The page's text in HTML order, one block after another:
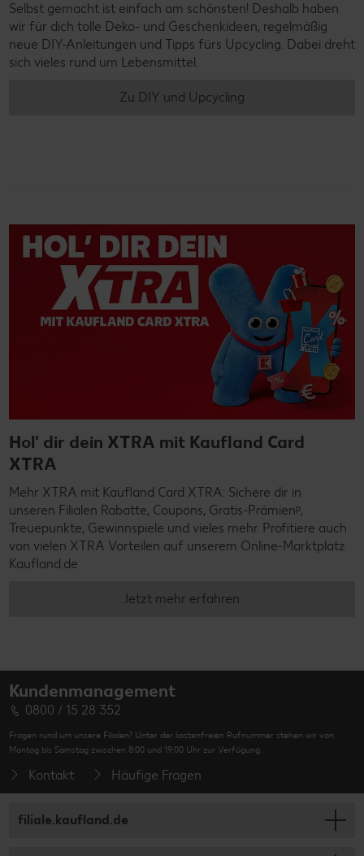
Selbst gemacht ist einfach am schönsten! Deshalb haben
wir für dich tolle Deko- und Geschenkideen, regelmäßig
neue DIY-Anleitungen und Tipps fürs Upcycling. Dabei dreht
sich vieles rund um Lebensmittel.
Zu DIY und Upcycling
Hol' dir dein XTRA mit Kaufland Card
XTRA
Mehr XTRA mit Kaufland Card XTRA: Sichere dir in
unseren Filialen Rabatte, Coupons, Gratis-Prämienᵖ,
Treuepunkte, Gewinnspiele und vieles mehr. Profitiere auch
von vielen XTRA Vorteilen auf unserem Online-Marktplatz
Kaufland.de
Jetzt mehr erfahren
Kundenmanagement
0800 / 15 28 352
Fragen rund um unsere Filialen? Unter der kostenfreien Rufnummer stehen wir von
Montag bis Samstag zwischen 8:00 und 19:00 Uhr zur Verfügung.
Kontakt Häufige Fragen
filiale.kaufland.de